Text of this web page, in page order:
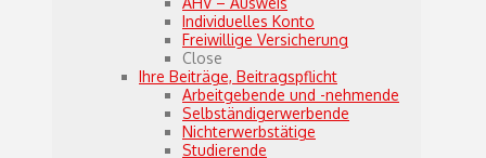
Individuelles Konto
Freiwillige Versicherung
Close
Ihre Beiträge, Beitragspflicht
Arbeitgebende und -nehmende
Selbständigerwerbende
Nichterwerbstätige
Studierende